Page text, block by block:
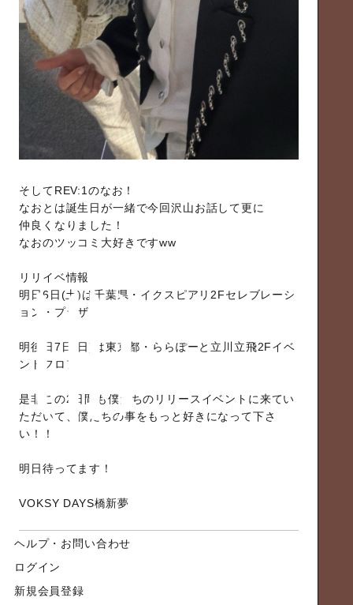
そしてREV:1のなお！
なおとは誕生日が一緒で今回沢山お話して更に
仲良くなりました！
なおのツッコミ大好きですww
リリイベ情報
明日6日(土)は千葉県・イクスピアリ2Fセレブレーシ
ョン・プラザ
明後日7日(日)は東京都・ららぽーと立川立飛2Fイベ
ントフロア
是非この2日間も僕たちのリリースイベントに来てい
ただいて、僕たちの事をもっと好きになって下さ
い！！
明日待ってます！
VOKSY DAYS橋新夢
ヘルプ・お問い合わせ
ログイン
新規会員登録